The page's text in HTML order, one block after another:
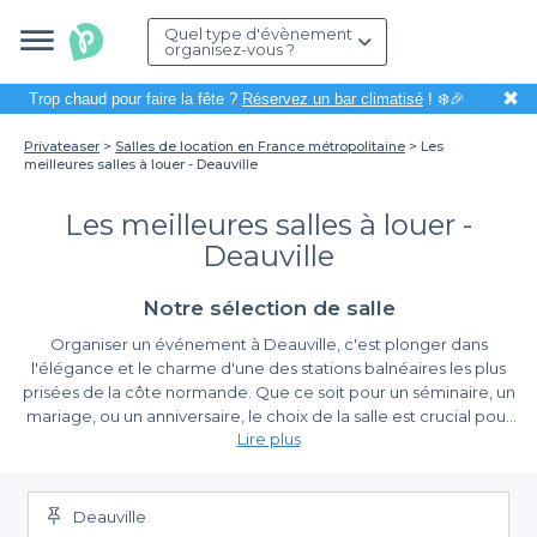
Quel type d'évènement
organisez-vous ?
Trop chaud pour faire la fête ? Réservez un bar climatisé! ❄️🎉 ✖
Privateaser Salles de location en France métropolitaine
Les
meilleures salles à louer - Deauville
Les meilleures salles à louer -
Deauville
Notre sélection de salle
Organiser un événement à Deauville, c'est plonger dans
l'élégance et le charme d'une des stations balnéaires les plus
prisées de la côte normande. Que ce soit pour un séminaire, un
mariage, ou un anniversaire, le choix de la salle est crucial pour
faire de votre événement un moment inoubliable.
La simplicité de réservation avec Privateaser
Grâce à Privateaser, nous vous facilitons la tâche grâce à une
Lire plus
Deauville